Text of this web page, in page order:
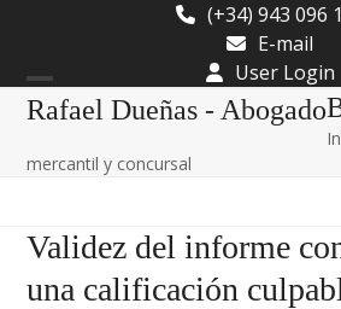
content
(+34) 943 096
E-mail
User Login
Rafael Dueñas - Abogado
Open
Close
mercantil y concursal
Validez del informe
una calificación